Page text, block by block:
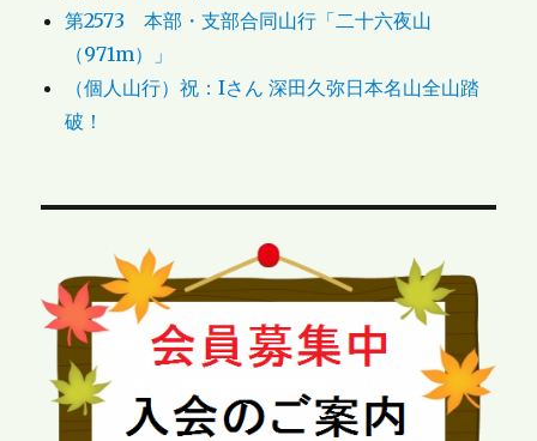
第2573 本部・支部合同山行「二十六夜山
（971m）」
（個人山行）祝：Iさん 深田久弥日本名山全山踏
破！